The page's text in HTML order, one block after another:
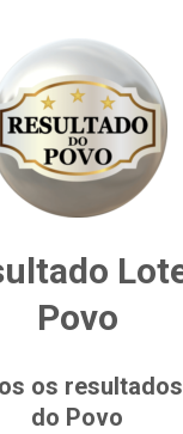
Povo
os
do Povo